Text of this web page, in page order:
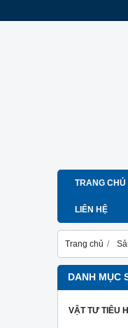
TRANG CHỦ
LIÊN HỆ
Trang chủ
DANH MỤC
VẬT TƯ TIÊU